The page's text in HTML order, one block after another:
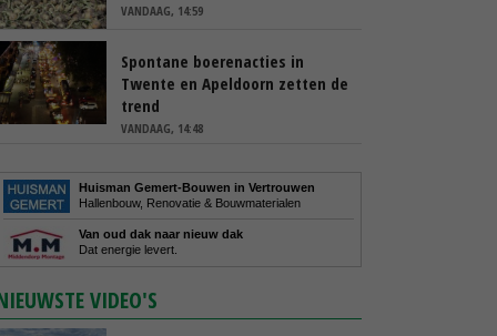
VANDAAG, 14:59
Spontane boerenacties in
Twente en Apeldoorn zetten de
trend
VANDAAG, 14:48
Huisman Gemert-Bouwen in Vertrouwen
Hallenbouw, Renovatie & Bouwmaterialen
Van oud dak naar nieuw dak
Dat energie levert.
VIDEO'S